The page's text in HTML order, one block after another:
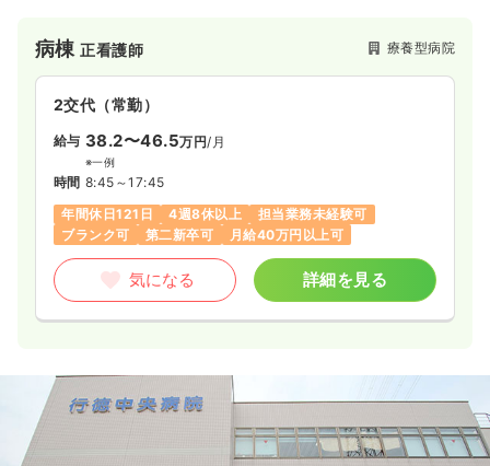
病棟正看護師 療養型病院
2交代（常勤）
給与 38.2〜46.5万円/月
※一例
時間 8:45～17:45
年間休日121日
4週8休以上
担当業務未経験可
ブランク可
第二新卒可 月給40万円以上可
気になる 詳細を見る